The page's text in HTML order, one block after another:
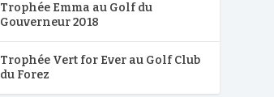
Trophée Emma au Golf du
Gouverneur 2018
Trophée Vert for Ever au Golf Club
du Forez